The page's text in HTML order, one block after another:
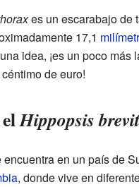
es un escarabajo de
17,1
idea, ¡es un poco más
de euro!
elHippopsis
en un país de
, donde vive en